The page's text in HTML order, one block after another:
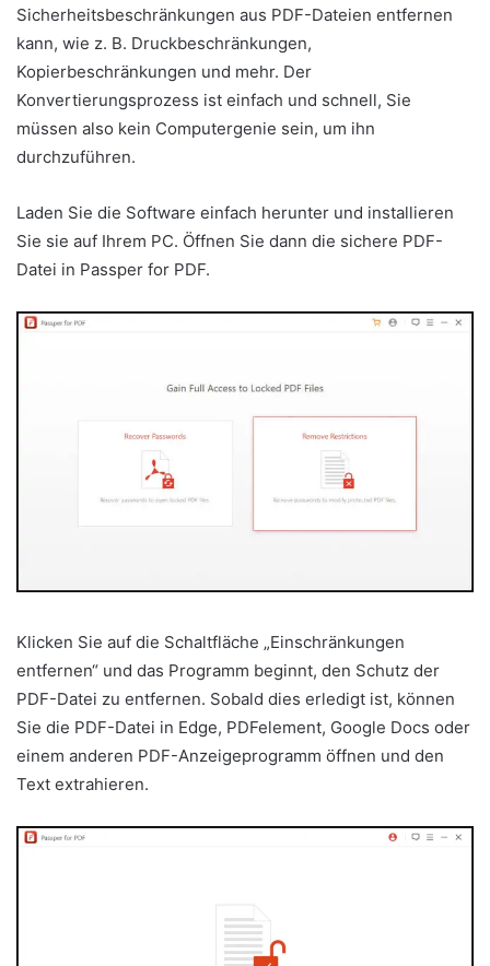
Sicherheitsbeschränkungen aus PDF-Dateien entfernen
kann, wie z. B. Druckbeschränkungen,
Kopierbeschränkungen und mehr. Der
Konvertierungsprozess ist einfach und schnell, Sie
müssen also kein Computergenie sein, um ihn
durchzuführen.
Laden Sie die Software einfach herunter und installieren
Sie sie auf Ihrem PC. Öffnen Sie dann die sichere PDF-
Datei in Passper for PDF.
Klicken Sie auf die Schaltfläche „Einschränkungen
entfernen“ und das Programm beginnt, den Schutz der
PDF-Datei zu entfernen. Sobald dies erledigt ist, können
Sie die PDF-Datei in Edge, PDFelement, Google Docs oder
einem anderen PDF-Anzeigeprogramm öffnen und den
Text extrahieren.